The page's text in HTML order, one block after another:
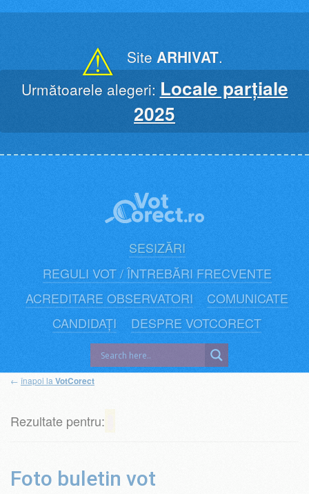
⚠ Site ARHIVAT.
Următoarele alegeri: Locale parțiale
2025
SESIZĂRI
REGULI VOT / ÎNTREBĂRI FRECVENTE
ACREDITARE OBSERVATORI
COMUNICATE
CANDIDAȚI
DESPRE VOTCORECT
← înapoi la VotCorect
Rezultate pentru:
Foto buletin vot